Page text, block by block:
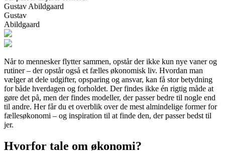
Gustav Abildgaard
Gustav
Abildgaard
Når to mennesker flytter sammen, opstår der ikke kun nye vaner og
rutiner – der opstår også et fælles økonomisk liv. Hvordan man
vælger at dele udgifter, opsparing og ansvar, kan få stor betydning
for både hverdagen og forholdet. Der findes ikke én rigtig måde at
gøre det på, men der findes modeller, der passer bedre til nogle end
til andre. Her får du et overblik over de mest almindelige former for
fællesøkonomi – og inspiration til at finde den, der passer bedst til
jer.
Hvorfor tale om økonomi?